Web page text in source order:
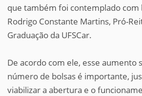
que também foi contemplado com
Rodrigo Constante Martins, Pró-
Graduação da UFSCar.
De acordo com ele, esse aumento
número de bolsas é importante,
viabilizar a abertura e o